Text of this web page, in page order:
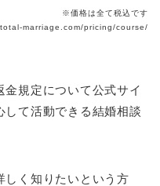
※価格は全て税込です
marriage.com/pricing/course/
規定について公式サイ
して活動できる結婚相談
しく知りたいという方